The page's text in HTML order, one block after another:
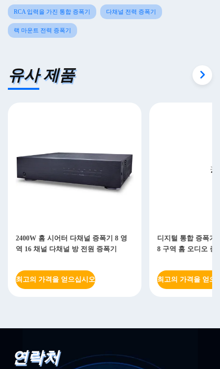
RCA 입력을 가진 통합 증폭기 다채널 전력 증폭기
랙 마운트 전력 증폭기
유사 제품
2400W 홈 시어터 다채널 증폭기 8 영
역 16 채널 다채널 방 전원 증폭기
최고의 가격을 얻으십시오
디지털 통합 증폭기
8 구역 홈 오디오 증
최고의 가격을 얻으
연락처